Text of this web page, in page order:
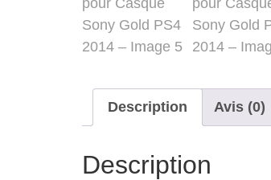
Description Avis (0)
Description